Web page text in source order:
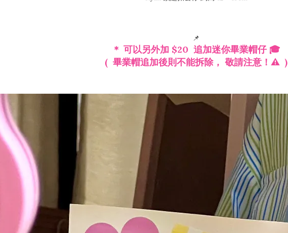
📌
＊ 可以另外加 $20 追加迷你畢業帽仔 🎓
( 畢業帽追加後則不能拆除， 敬請注意！⚠️ )